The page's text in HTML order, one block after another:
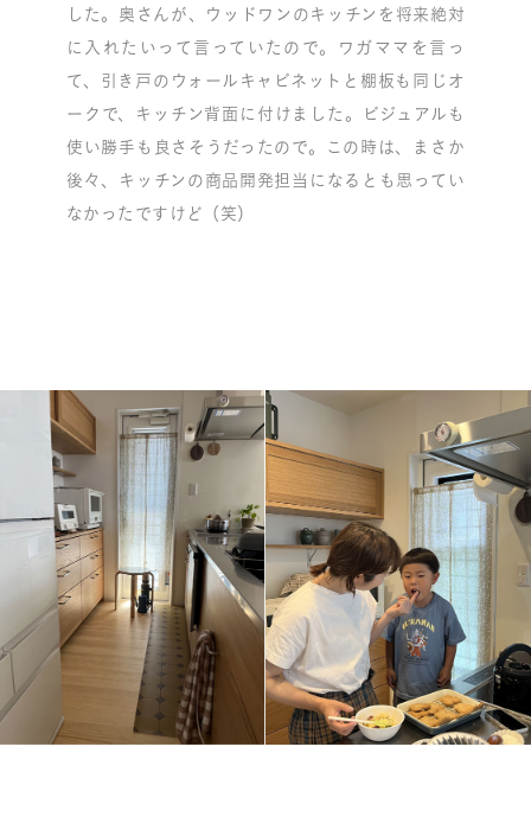
した。奥さんが、ウッドワンのキッチンを将来絶対
に入れたいって言っていたので。ワガママを言っ
て、 引き戸のウォールキャビネット と棚板も同じオ
ークで、キッチン背面に付けました。ビジュアルも
使い勝手も良さそうだったので。この時は、まさか
後々、キッチンの商品開発担当になるとも思ってい
なかったですけど（笑）